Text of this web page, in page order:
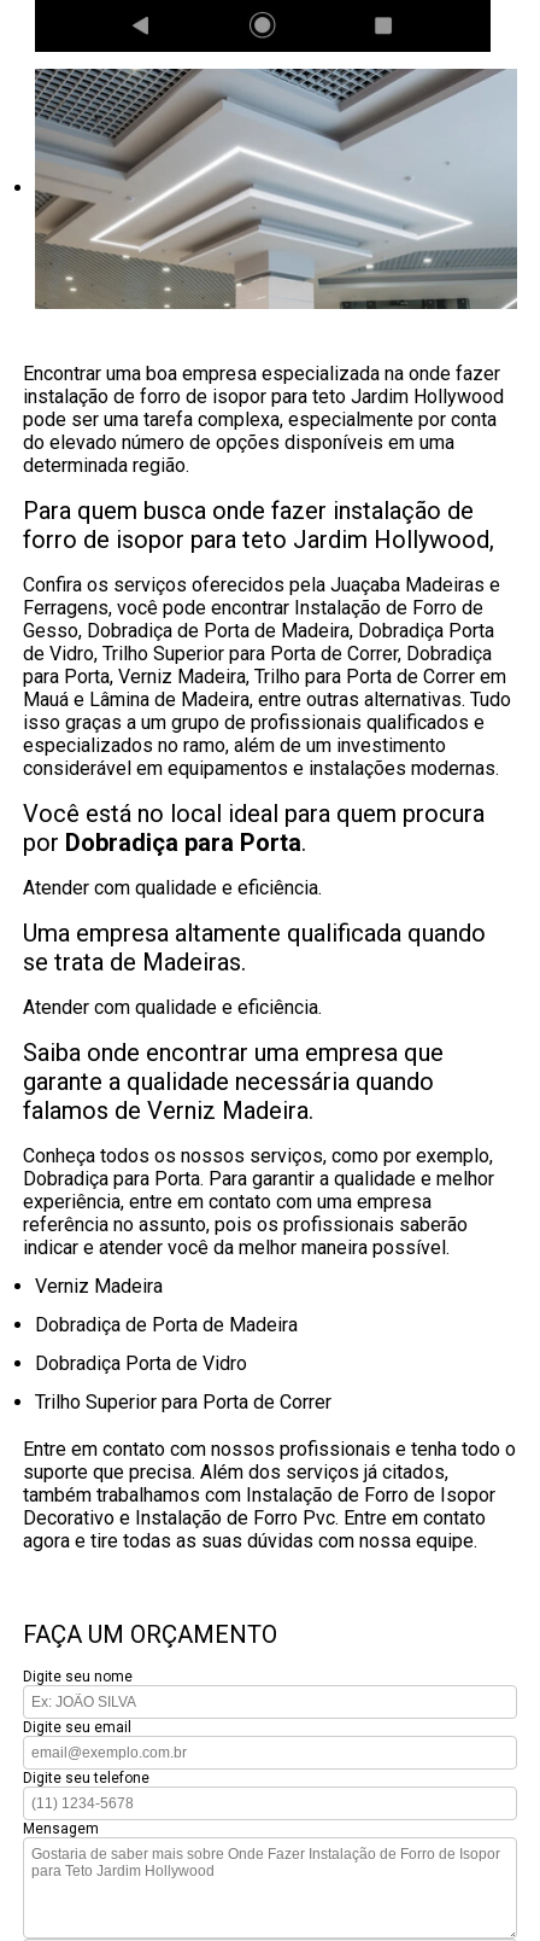
Encontrar uma boa empresa especializada na onde fazer
instalação de forro de isopor para teto Jardim Hollywood
pode ser uma tarefa complexa, especialmente por conta
do elevado número de opções disponíveis em uma
determinada região.
Para quem busca onde fazer instalação de
forro de isopor para teto Jardim Hollywood,
Confira os serviços oferecidos pela Juaçaba Madeiras e
Ferragens, você pode encontrar Instalação de Forro de
Gesso, Dobradiça de Porta de Madeira, Dobradiça Porta
de Vidro, Trilho Superior para Porta de Correr, Dobradiça
para Porta, Verniz Madeira, Trilho para Porta de Correr em
Mauá e Lâmina de Madeira, entre outras alternativas. Tudo
isso graças a um grupo de profissionais qualificados e
especializados no ramo, além de um investimento
considerável em equipamentos e instalações modernas.
Você está no local ideal para quem procura
por Dobradiça para Porta.
Atender com qualidade e eficiência.
Uma empresa altamente qualificada quando
se trata de Madeiras.
Atender com qualidade e eficiência.
Saiba onde encontrar uma empresa que
garante a qualidade necessária quando
falamos de Verniz Madeira.
Conheça todos os nossos serviços, como por exemplo,
Dobradiça para Porta. Para garantir a qualidade e melhor
experiência, entre em contato com uma empresa
referência no assunto, pois os profissionais saberão
indicar e atender você da melhor maneira possível.
Verniz Madeira
Dobradiça de Porta de Madeira
Dobradiça Porta de Vidro
Trilho Superior para Porta de Correr
Entre em contato com nossos profissionais e tenha todo o
suporte que precisa. Além dos serviços já citados,
também trabalhamos com Instalação de Forro de Isopor
Decorativo e Instalação de Forro Pvc. Entre em contato
agora e tire todas as suas dúvidas com nossa equipe.
FAÇA UM ORÇAMENTO
Digite seu nome
Digite seu email
Digite seu telefone
Mensagem